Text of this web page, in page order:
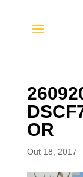
OR
Out 18, 2017